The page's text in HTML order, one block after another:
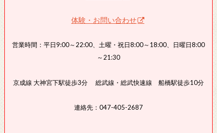
体験・お問い合わせ
営業時間：平日9:00～22:00、土曜・祝日8:00～18:00、日曜日8:00
～21:30
京成線 大神宮下駅徒歩3分 総武線・総武快速線 船橋駅徒歩10分
連絡先：047-405-2687